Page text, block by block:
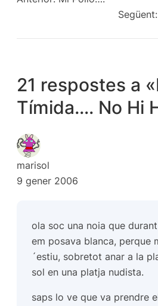
Següent:
21 respostes a
Tímida…. No Hi
marisol
9 gener 2006
ola soc una noia que
em posava blanca, perque
´estiu, sobretot anar a la
sol en una platja nudista.
saps lo ve que va prendre